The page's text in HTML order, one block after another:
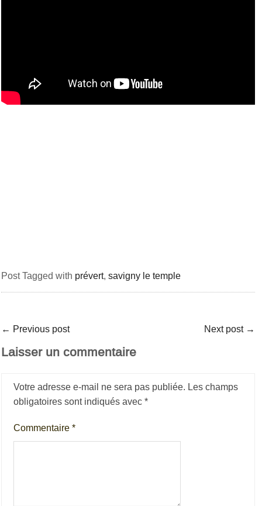
Post Tagged with prévert,savigny le temple
← Previous post Next post →
Laisser un commentaire
Votre adresse e-mail ne sera pas publiée. Les champs
obligatoires sont indiqués avec*
Commentaire*